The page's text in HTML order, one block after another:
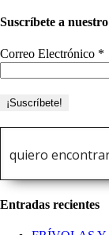
Suscríbete a
Correo Electrónico *
Entradas recientes